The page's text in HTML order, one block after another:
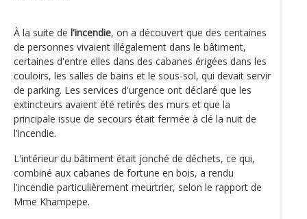
À la suite de l'incendie, on a découvert que des centaines
de personnes vivaient illégalement dans le bâtiment,
certaines d'entre elles dans des cabanes érigées dans les
couloirs, les salles de bains et le sous-sol, qui devait servir
de parking. Les services d'urgence ont déclaré que les
extincteurs avaient été retirés des murs et que la
principale issue de secours était fermée à clé la nuit de
l'incendie.
L'intérieur du bâtiment était jonché de déchets, ce qui,
combiné aux cabanes de fortune en bois, a rendu
l'incendie particulièrement meurtrier, selon le rapport de
Mme Khampepe.